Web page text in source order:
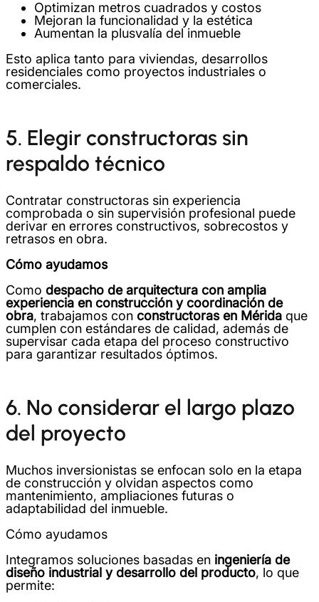
Optimizan metros cuadrados y costos
Mejoran la funcionalidad y la estética
Aumentan la plusvalía del inmueble
Esto aplica tanto para viviendas, desarrollos
residenciales como proyectos industriales o
comerciales.
5. Elegir constructoras sin
respaldo técnico
Contratar constructoras sin experiencia
comprobada o sin supervisión profesional puede
derivar en errores constructivos, sobrecostos y
retrasos en obra.
Cómo ayudamos
Como despacho de arquitectura con amplia
experiencia en construcción y coordinación de
obra, trabajamos con constructoras en Mérida que
cumplen con estándares de calidad, además de
supervisar cada etapa del proceso constructivo
para garantizar resultados óptimos.
6. No considerar el largo plazo
del proyecto
Muchos inversionistas se enfocan solo en la etapa
de construcción y olvidan aspectos como
mantenimiento, ampliaciones futuras o
adaptabilidad del inmueble.
Cómo ayudamos
Integramos soluciones basadas en ingeniería de
diseño industrial y desarrollo del producto, lo que
permite: